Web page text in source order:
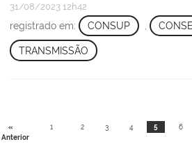
31/08/2023 12h42
registrado em: CONSUP
TRANSMISSÃO
«
Anterior
1 2 3 4 5 6